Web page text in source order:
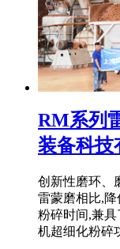
RM系列
装备科技
创新性磨环、
雷蒙磨相比,
粉碎时间,兼
机超细化粉碎